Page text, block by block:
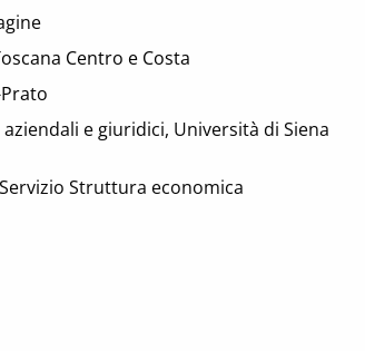
Centro e Costa
e giuridici, Università di Siena
Struttura economica